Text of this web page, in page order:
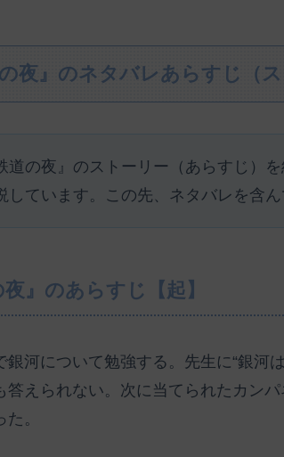
夜』のネタバレあらすじ（ス
道の夜』のストーリー（あらすじ）
しています。この先、ネタバレを含
』のあらすじ【起】
銀河について勉強する。先生に“銀河
答えられない。次に当てられたカン
。